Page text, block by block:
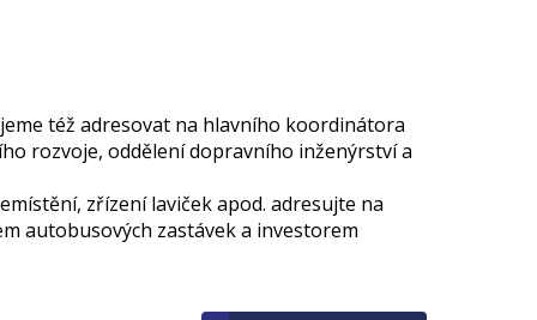
též adresovat na hlavního koordinátora
rozvoje, oddělení dopravního inženýrství a
zřízení laviček apod. adresujte na
autobusových zastávek a investorem